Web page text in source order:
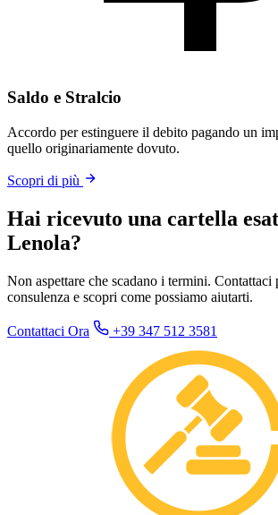
Saldo e Stralcio
Accordo per estinguere il debito pagando un
quello originariamente dovuto.
Scopri di più
Hai ricevuto una cartella
Lenola?
Non aspettare che scadano i termini. Contattaci
consulenza e scopri come possiamo aiutarti.
Contattaci Ora +39 347 512 3581